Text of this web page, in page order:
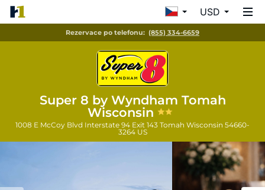
USD
Rezervace po telefonu: (855) 334-6659
Super 8 by Wyndham Tomah
Wisconsin
1008 E McCoy Blvd Interstate 94 Exit 143 Tomah Wisconsin 54660-
3264 US